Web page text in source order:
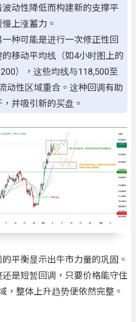
动性降低而构建新的支撑平
上涨蓄力。
一种可能是进行一次修正性回
移动平均线（如4小时图上的
），这些均线与118,500至
动性区域重合。这种回调有助
并吸引新的买盘。
平衡显示出牛市力量的巩固。
是短暂回调，只要价格能守住
，整体上升趋势便依然完整。